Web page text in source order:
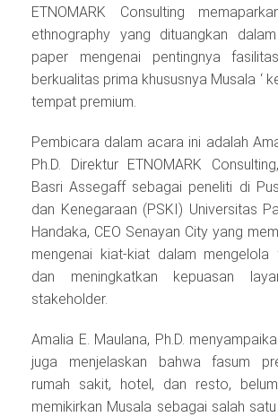
ETNOMARK Consulting
ethnography yang dituangkan
paper mengenai pentingnya
berkualitas prima khususnya Musala ‘
tempat premium.
Pembicara dalam acara ini adalah
Ph.D. Direktur ETNOMARK
Basri Assegaff sebagai peneliti di
dan Kenegaraan (PSKI) Universitas
Handaka, CEO Senayan City yang
mengenai kiat-kiat dalam mengelola
dan meningkatkan kepuasan
stakeholder.
Amalia E. Maulana, Ph.D.
juga menjelaskan bahwa fasum
rumah sakit, hotel, dan resto,
memikirkan Musala sebagai salah